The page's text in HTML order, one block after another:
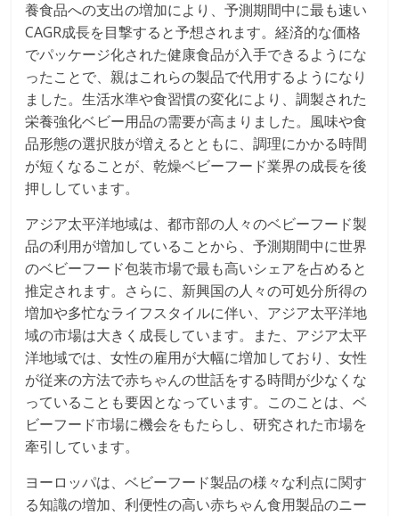
養食品への支出の増加により、予測期間中に最も速い
CAGR成長を目撃すると予想されます。経済的な価格
でパッケージ化された健康食品が入手できるようにな
ったことで、親はこれらの製品で代用するようになり
ました。生活水準や食習慣の変化により、調製された
栄養強化ベビー用品の需要が高まりました。風味や食
品形態の選択肢が増えるとともに、調理にかかる時間
が短くなることが、乾燥ベビーフード業界の成長を後
押ししています。
アジア太平洋地域は、都市部の人々のベビーフード製
品の利用が増加していることから、予測期間中に世界
のベビーフード包装市場で最も高いシェアを占めると
推定されます。さらに、新興国の人々の可処分所得の
増加や多忙なライフスタイルに伴い、アジア太平洋地
域の市場は大きく成長しています。また、アジア太平
洋地域では、女性の雇用が大幅に増加しており、女性
が従来の方法で赤ちゃんの世話をする時間が少なくな
っていることも要因となっています。このことは、ベ
ビーフード市場に機会をもたらし、研究された市場を
牽引しています。
ヨーロッパは、ベビーフード製品の様々な利点に関す
る知識の増加、利便性の高い赤ちゃん食用製品のニー